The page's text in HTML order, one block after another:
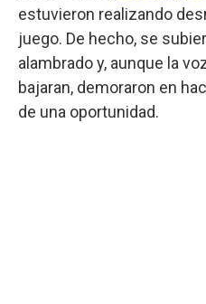
estuvieron realizando
juego. De hecho, se
alambrado y, aunque la
bajaran, demoraron en
de una oportunidad.